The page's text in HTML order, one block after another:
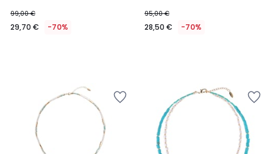
99,00 €
29,70 € -70%
95,00 €
28,50 € -70%